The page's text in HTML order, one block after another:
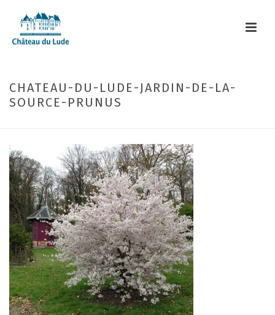
CHATEAU-DU-LUDE-JARDIN-DE-LA-
SOURCE-PRUNUS